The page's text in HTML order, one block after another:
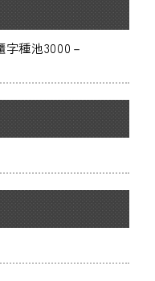
種池3000－